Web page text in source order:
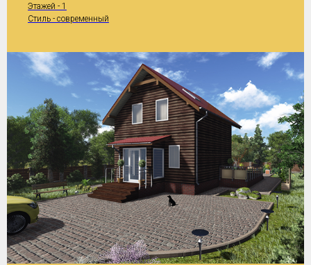
Этажей - 1
Стиль - современный